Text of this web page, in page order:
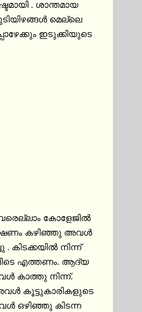
. ശാന്തമായ
മെല്ലെ
ഇടുക്കിയുടെ
കോളേജിൽ
ഭക്ഷണം കഴിഞ്ഞു അവൾ
കിടക്കയിൽ നിന്ന്
എത്തണം. ആദ്യ
കാത്തു നിന്ന്.
ഒഴിഞ്ഞു കിടന്ന